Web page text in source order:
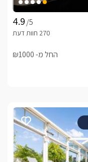
/5
החל מ- ₪1000